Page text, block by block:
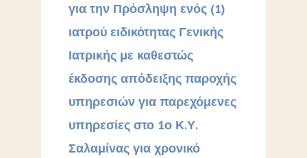
για την Πρόσληψη ενός (1)
ιατρού ειδικότητας Γενικής
Ιατρικής με καθεστώς
έκδοσης απόδειξης παροχής
υπηρεσιών για παρεχόμενες
υπηρεσίες στο 1ο Κ.Υ.
Σαλαμίνας για χρονικό